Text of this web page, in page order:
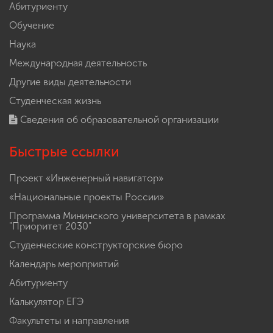
Абитуриенту
Обучение
Наука
Международная деятельность
Другие виды деятельности
Студенческая жизнь
Сведения об образовательной организации
Быстрые ссылки
Проект «Инженерный навигатор»
«Национальные проекты России»
Программа Мининского университета в рамках
"Приоритет 2030"
Студенческие конструкторские бюро
Календарь мероприятий
Абитуриенту
Калькулятор ЕГЭ
Факультеты и направления